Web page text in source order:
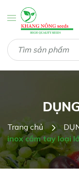
Trang chủ
inox cầm tay loại